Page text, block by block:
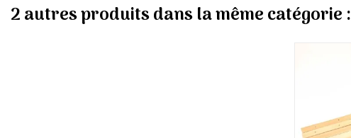
2 autres produits dans la même catégorie :